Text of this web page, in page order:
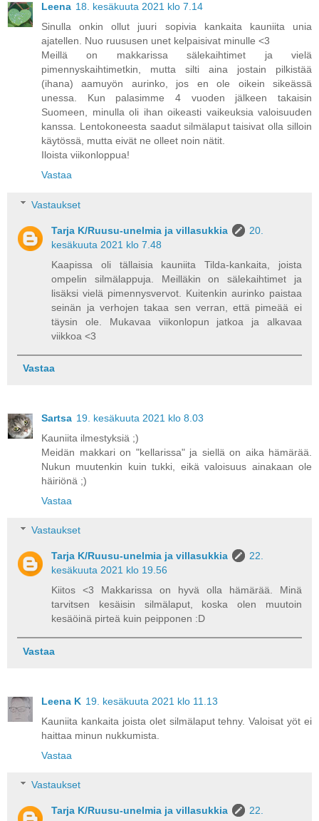
Leena 18. kesäkuuta 2021 klo 7.14
Sinulla onkin ollut juuri sopivia kankaita kauniita unia
ajatellen. Nuo ruususen unet kelpaisivat minulle <3
Meillä on makkarissa sälekaihtimet ja vielä
pimennyskaihtimetkin, mutta silti aina jostain pilkistää
(ihana) aamuyön aurinko, jos en ole oikein sikeässä
unessa. Kun palasimme 4 vuoden jälkeen takaisin
Suomeen, minulla oli ihan oikeasti vaikeuksia valoisuuden
kanssa. Lentokoneesta saadut silmälaput taisivat olla silloin
käytössä, mutta eivät ne olleet noin nätit.
Iloista viikonloppua!
Vastaa
Vastaukset
Tarja K/Ruusu-unelmia ja villasukkia
20.
kesäkuuta 2021 klo 7.48
Kaapissa oli tällaisia kauniita Tilda-kankaita, joista
ompelin silmälappuja. Meilläkin on sälekaihtimet ja
lisäksi vielä pimennysvervot. Kuitenkin aurinko paistaa
seinän ja verhojen takaa sen verran, että pimeää ei
täysin ole. Mukavaa viikonlopun jatkoa ja alkavaa
viikkoa <3
Vastaa
Sartsa 19. kesäkuuta 2021 klo 8.03
Kauniita ilmestyksiä ;)
Meidän makkari on "kellarissa" ja siellä on aika hämärää.
Nukun muutenkin kuin tukki, eikä valoisuus ainakaan ole
häiriönä ;)
Vastaa
Vastaukset
Tarja K/Ruusu-unelmia ja villasukkia
22.
kesäkuuta 2021 klo 19.56
Kiitos <3 Makkarissa on hyvä olla hämärää. Minä
tarvitsen kesäisin silmälaput, koska olen muutoin
kesäöinä pirteä kuin peipponen :D
Vastaa
Leena K 19. kesäkuuta 2021 klo 11.13
Kauniita kankaita joista olet silmälaput tehny. Valoisat yöt ei
haittaa minun nukkumista.
Vastaa
Vastaukset
Tarja K/Ruusu-unelmia ja villasukkia
22.